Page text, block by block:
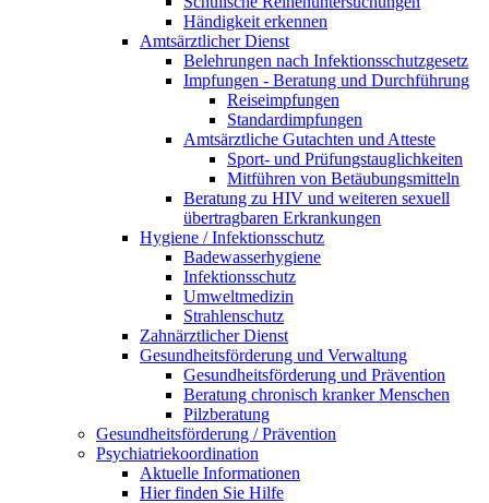
Händigkeit erkennen
Amtsärztlicher Dienst
Belehrungen nach Infektionsschutzgesetz
Impfungen - Beratung und Durchführung
Reiseimpfungen
Standardimpfungen
Amtsärztliche Gutachten und Atteste
Sport- und Prüfungstauglichkeiten
Mitführen von Betäubungsmitteln
Beratung zu HIV und weiteren sexuell
übertragbaren Erkrankungen
Hygiene / Infektionsschutz
Badewasserhygiene
Infektionsschutz
Umweltmedizin
Strahlenschutz
Zahnärztlicher Dienst
Gesundheitsförderung und Verwaltung
Gesundheitsförderung und Prävention
Beratung chronisch kranker Menschen
Pilzberatung
Gesundheits­förderung / Prävention
Psychiatriekoordination
Aktuelle Informationen
Hier finden Sie Hilfe